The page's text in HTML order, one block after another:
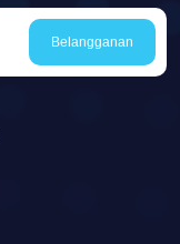
Belangganan